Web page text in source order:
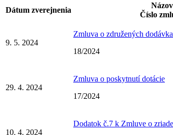
Dátum zverejnenia
Názov
Číslo
9. 5. 2024
Zmluva o združených
18/2024
29. 4. 2024
Zmluva o poskytnutí dotácie
17/2024
10. 4. 2024
Dodatok č.7 k Zmluve o